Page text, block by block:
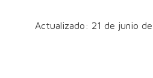
Actualizado: 21 de junio